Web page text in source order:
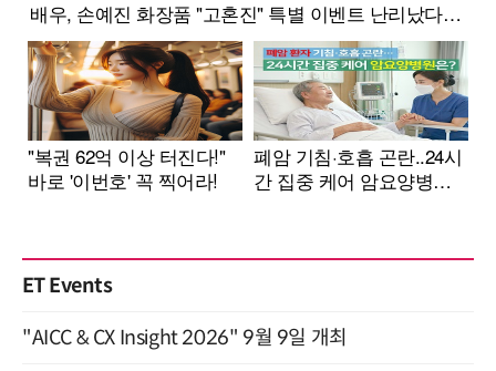
ET Events
"AICC & CX Insight 2026" 9월 9일 개최